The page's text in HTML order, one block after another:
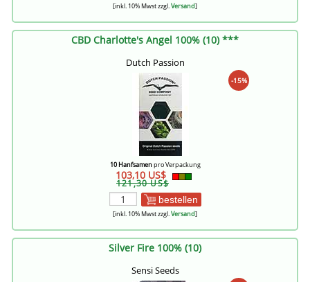
[inkl. 10% Mwst zzgl.Versand]
CBD Charlotte's Angel 100% (10) ***
Dutch Passion
-15%
10 Hanfsamenpro Verpackung
103,10 US$
121,30 US$
bestellen
[inkl. 10% Mwst zzgl.Versand]
Silver Fire 100% (10)
Sensi Seeds